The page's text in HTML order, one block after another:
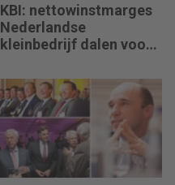
KBI: nettowinstmarges
Nederlandse
kleinbedrijf dalen voor